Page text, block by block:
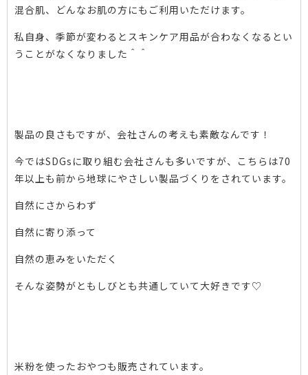
混合肌、 どんなお肌の方にもご利用いただけます。
私自身、 季節が変わるとスキンケア用品が合わなくなるとい
うことがなくなりました＾＾
製品の良さもですが、 会社さんの考えも素敵なんです！
今ではSDGsに取り組む会社さんも多いですが、 こちらは70
年以上も前から地球にやさしい製品づくりをされています。
自然にさからわず
自然に寄り添って
自然の恵みをいただく
そんな姿勢がともしびとも共通していて大好きです♡
米粉を使ったおやつも販売されています。